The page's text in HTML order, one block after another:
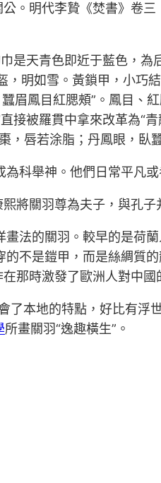
。明代李贄《焚書》卷
是天青色即近于藍色，為
明如雪。黃鎖甲，小巧
眉鳳目紅腮頰”。鳳目、
接被羅貫中拿來改革為“
，唇若涂脂；丹鳳眼，臥
科舉神。他們日常平凡
將關羽尊為夫子，與孔子
法的關羽。較早的是荷
不是鎧甲，而是絲綢質
那時激發了歐洲人對中國
了本地的特點，好比有浮
所畫關羽“逸趣橫生”。